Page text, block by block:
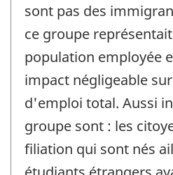
sont pas des
ce groupe
population employée
impact négligeable
d'emploi total. Aussi
groupe sont : les
filiation qui sont nés